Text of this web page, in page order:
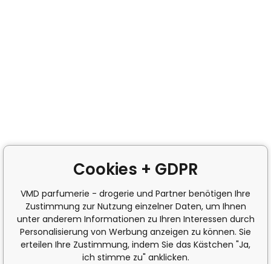
Cookies + GDPR
VMD parfumerie - drogerie und Partner benötigen Ihre
Zustimmung zur Nutzung einzelner Daten, um Ihnen
unter anderem Informationen zu Ihren Interessen durch
Personalisierung von Werbung anzeigen zu können. Sie
erteilen Ihre Zustimmung, indem Sie das Kästchen "Ja,
ich stimme zu" anklicken.